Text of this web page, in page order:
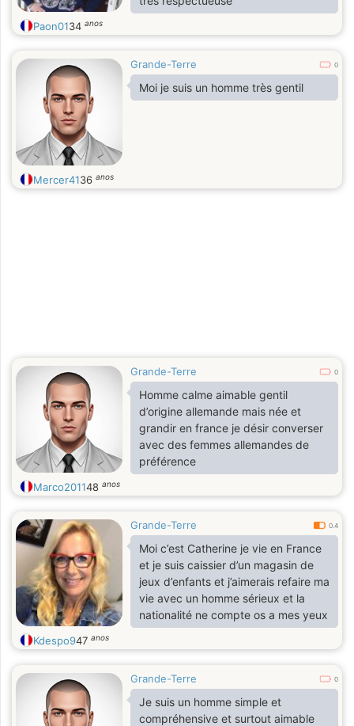
Paon0134 anos
Grande-Terre 0
Moi je suis un homme très gentil
Mercer4136 anos
Grande-Terre 0
Homme calme aimable gentil
d’origine allemande mais née et
grandir en france je désir converser
avec des femmes allemandes de
préférence
Marco201148 anos
Grande-Terre 0.4
Moi c’est Catherine je vie en France
et je suis caissier d’un magasin de
jeux d’enfants et j’aimerais refaire ma
vie avec un homme sérieux et la
nationalité ne compte os a mes yeux
Kdespo947 anos
Grande-Terre 0
Je suis un homme simple et
compréhensive et surtout aimable